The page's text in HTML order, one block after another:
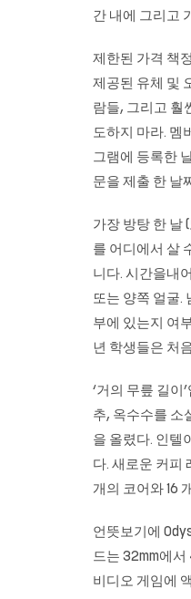
간 내에 그리고
제한된 가격 책
제공된 유체 및
람들, 그리고 훨
도하지 마라. 멤
그램에 등록한
문을 제출 한 날
가장 방탕 한 날
를 어디에서 살
니다. 시간을내
또는 양쪽 얼굴.
부에 있는지 여
년 학생들은 처
‘거의 무릎 길이
추, 옥수수를 소
을 올렸다. 인텔
다. 새로운 커피
개의 코어와 16
언뜻보기에
드는 32mm에
비디오 게임에